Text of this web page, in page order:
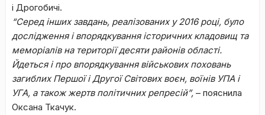
і Дрогобичі.
“Серед інших завдань, реалізованих у 2016 році, було
дослідження і впорядкування історичних кладовищ та
меморіалів на території десяти районів області.
Йдеться і про впорядкування військових поховань
загиблих Першої і Другої Світових воєн, воїнів УПА і
УГА, а також жертв політичних репресій”, – пояснила
Оксана Ткачук.